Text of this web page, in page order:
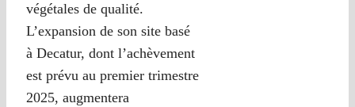
végétales de qualité.
L’expansion de son site basé
à Decatur, dont l’achèvement
est prévu au premier trimestre
2025, augmentera